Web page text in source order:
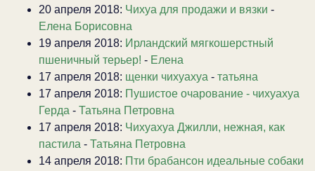
20 апреля 2018: Чихуа для продажи и вязки -
Елена Борисовна
19 апреля 2018: Ирландский мягкошерстный
пшеничный терьер! - Елена
17 апреля 2018: щенки чихуахуа - татьяна
17 апреля 2018: Пушистое очарование - чихуахуа
Герда - Татьяна Петровна
17 апреля 2018: Чихуахуа Джилли, нежная, как
пастила - Татьяна Петровна
14 апреля 2018: Пти брабансон идеальные собаки